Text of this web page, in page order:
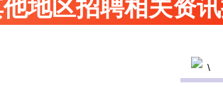
地区招聘相关资